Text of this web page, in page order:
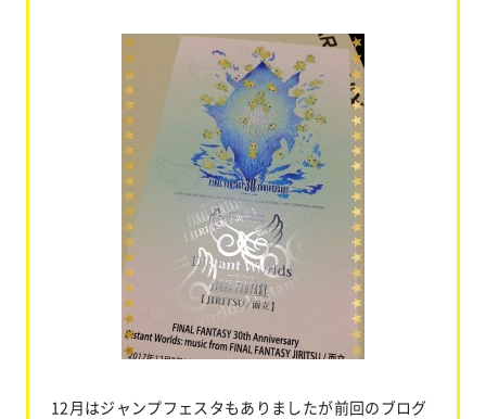
12月はジャンプフェスタもありましたが前回のブログ